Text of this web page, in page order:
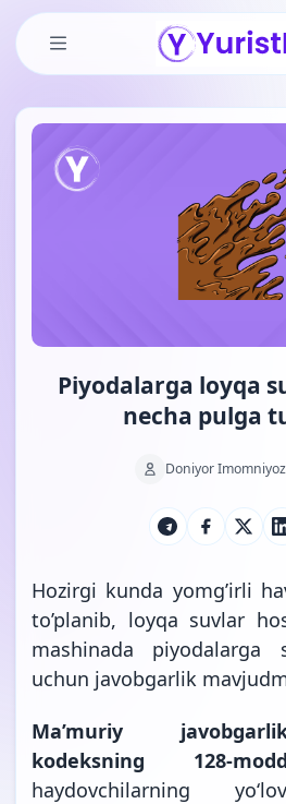
Skip to main content
Piyodalarga loyqa
necha pulga
Doniyor
Hozirgi kunda yomg’irli
to’planib, loyqa suvlar
mashinada piyodalarga
uchun javobgarlik
Ma’muriy
kodeksning 128-
haydovchilarning